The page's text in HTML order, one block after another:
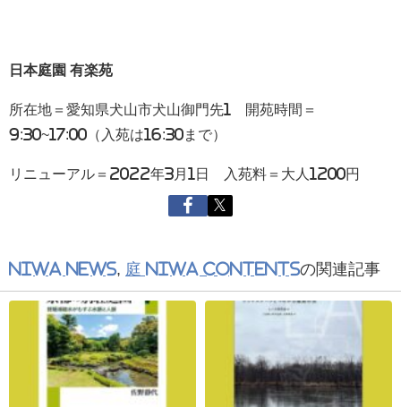
日本庭園 有楽苑
所在地＝愛知県犬山市犬山御門先1 開苑時間＝
9:30~17:00（入苑は16:30まで）
リニューアル＝2022年3月1日 入苑料＝大人1200円
NIWA NEWS, 庭 NIWA CONTENTSの関連記事